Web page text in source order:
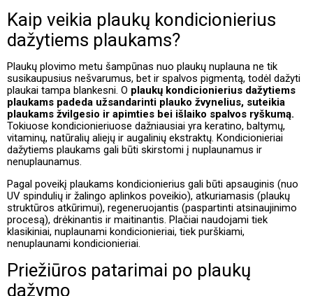
Kaip veikia plaukų kondicionierius
dažytiems plaukams?
Plaukų plovimo metu šampūnas nuo plaukų nuplauna ne tik
susikaupusius nešvarumus, bet ir spalvos pigmentą, todėl dažyti
plaukai tampa blankesni. O plaukų kondicionierius dažytiems
plaukams padeda užsandarinti plauko žvynelius, suteikia
plaukams žvilgesio ir apimties bei išlaiko spalvos ryškumą.
Tokiuose kondicionieriuose dažniausiai yra keratino, baltymų,
vitaminų, natūralių aliejų ir augalinių ekstraktų. Kondicionieriai
dažytiems plaukams gali būti skirstomi į nuplaunamus ir
nenuplaunamus.
Pagal poveikį plaukams kondicionierius gali būti apsauginis (nuo
UV spindulių ir žalingo aplinkos poveikio), atkuriamasis (plaukų
struktūros atkūrimui), regeneruojantis (paspartinti atsinaujinimo
procesą), drėkinantis ir maitinantis. Plačiai naudojami tiek
klasikiniai, nuplaunami kondicionieriai, tiek purškiami,
nenuplaunami kondicionieriai.
Priežiūros patarimai po plaukų
dažymo